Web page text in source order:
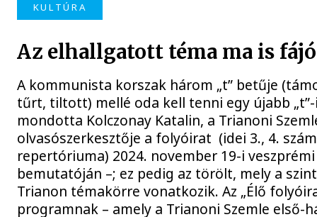
KULTÚRA
Az elhallgatott téma ma is fájó
A kommunista korszak három „t” betűje
tűrt, tiltott) mellé oda kell tenni egy újabb „t”-
mondotta Kolczonay Katalin, a Trianoni
olvasószerkesztője a folyóirat (idei 3., 4.
repertóriuma) 2024. november 19-i veszprémi
bemutatóján –; ez pedig az törölt, mely a
Trianon témakörre vonatkozik. Az „Élő
programnak – amely a Trianoni Szemle első-